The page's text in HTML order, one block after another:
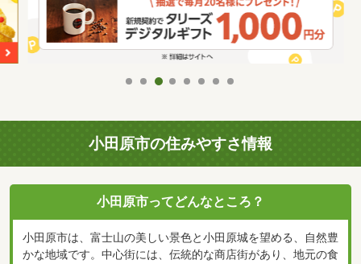
小田原市の住みやすさ情報
小田原市ってどんなところ？
小田原市は、富士山の美しい景色と小田原城を望める、自然豊
かな地域です。中心街には、伝統的な商店街があり、地元の食